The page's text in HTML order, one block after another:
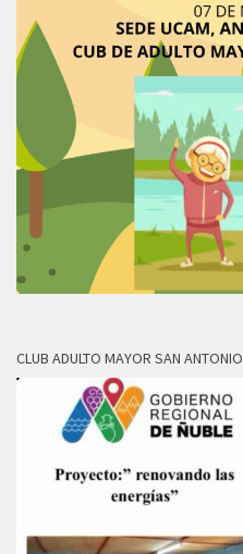
CLUB ADULTO MAYOR SAN ANTONIO